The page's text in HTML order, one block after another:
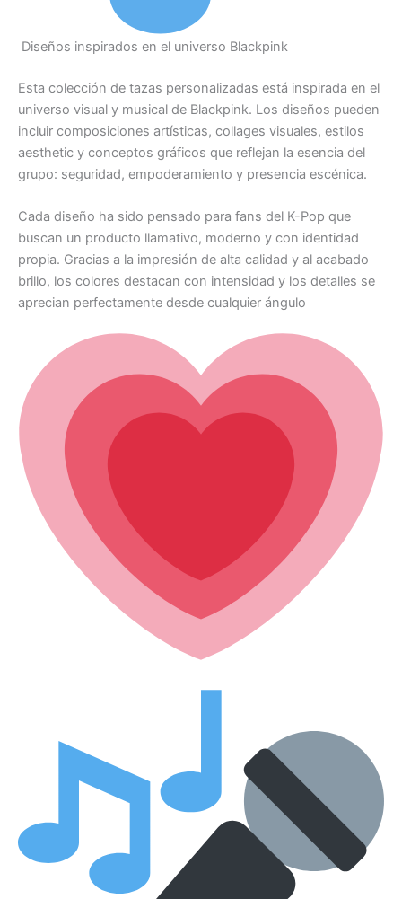
Diseños inspirados en el universo Blackpink
Esta colección de tazas personalizadas está inspirada en el
universo visual y musical de Blackpink. Los diseños pueden
incluir composiciones artísticas, collages visuales, estilos
aesthetic y conceptos gráficos que reflejan la esencia del
grupo: seguridad, empoderamiento y presencia escénica.
Cada diseño ha sido pensado para fans del K-Pop que
buscan un producto llamativo, moderno y con identidad
propia. Gracias a la impresión de alta calidad y al acabado
brillo, los colores destacan con intensidad y los detalles se
aprecian perfectamente desde cualquier ángulo